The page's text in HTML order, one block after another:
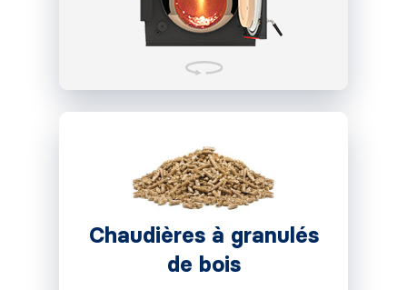
Chaudières à granulés
de bois